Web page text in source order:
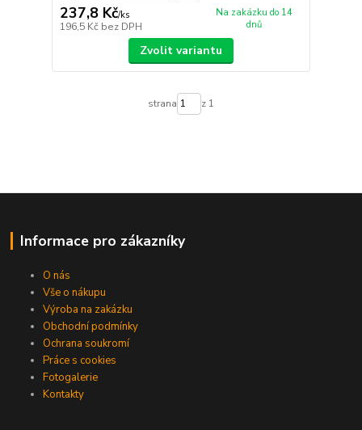
237,8 Kč/ks
196,5 Kč bez DPH
Na zakázku do 14
dnů
Zvolit variantu
strana z 1
Informace pro zákazníky
O nás
Vše o nákupu
Výroba na zakázku
Obchodní podmínky
Ochrana soukromí
Práce s cookies
Fotogalerie
Kontakty